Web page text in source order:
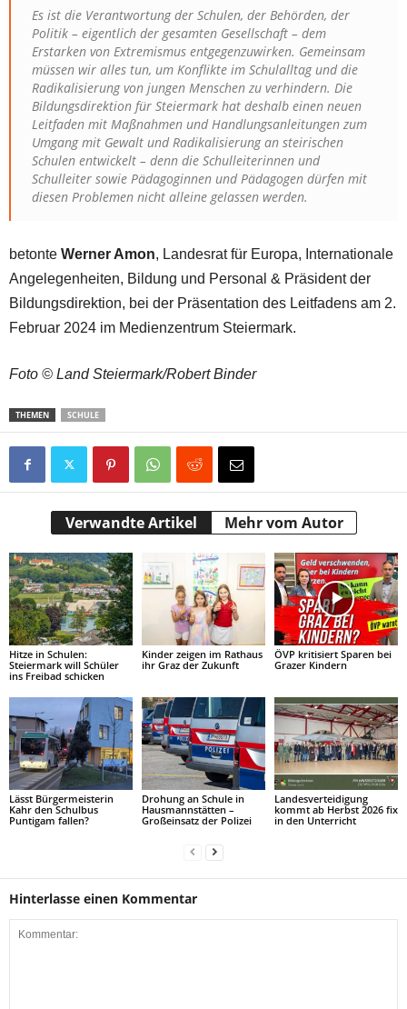
Es ist die Verantwortung der Schulen, der Behörden, der
Politik – eigentlich der gesamten Gesellschaft – dem
Erstarken von Extremismus entgegenzuwirken. Gemeinsam
müssen wir alles tun, um Konflikte im Schulalltag und die
Radikalisierung von jungen Menschen zu verhindern. Die
Bildungsdirektion für Steiermark hat deshalb einen neuen
Leitfaden mit Maßnahmen und Handlungsanleitungen zum
Umgang mit Gewalt und Radikalisierung an steirischen
Schulen entwickelt – denn die Schulleiterinnen und
Schulleiter sowie Pädagoginnen und Pädagogen dürfen mit
diesen Problemen nicht alleine gelassen werden.
betonte Werner Amon, Landesrat für Europa, Internationale
Angelegenheiten, Bildung und Personal & Präsident der
Bildungsdirektion, bei der Präsentation des Leitfadens am 2.
Februar 2024 im Medienzentrum Steiermark.
Foto © Land Steiermark/Robert Binder
THEMEN SCHULE
Verwandte Artikel Mehr vom Autor
Hitze in Schulen:
Steiermark will Schüler
ins Freibad schicken
Kinder zeigen im Rathaus
ihr Graz der Zukunft
ÖVP kritisiert Sparen bei
Grazer Kindern
Lässt Bürgermeisterin
Kahr den Schulbus
Puntigam fallen?
Drohung an Schule in
Hausmannstätten –
Großeinsatz der Polizei
Landesverteidigung
kommt ab Herbst 2026 fix
in den Unterricht
Hinterlasse einen Kommentar